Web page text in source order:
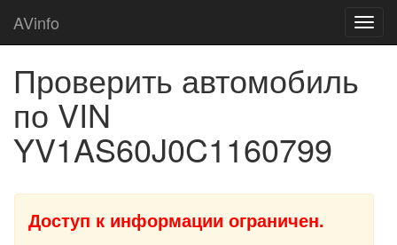
AVinfo
Проверить автомобиль
по VIN
YV1AS60J0C1160799
Доступ к информации ограничен.